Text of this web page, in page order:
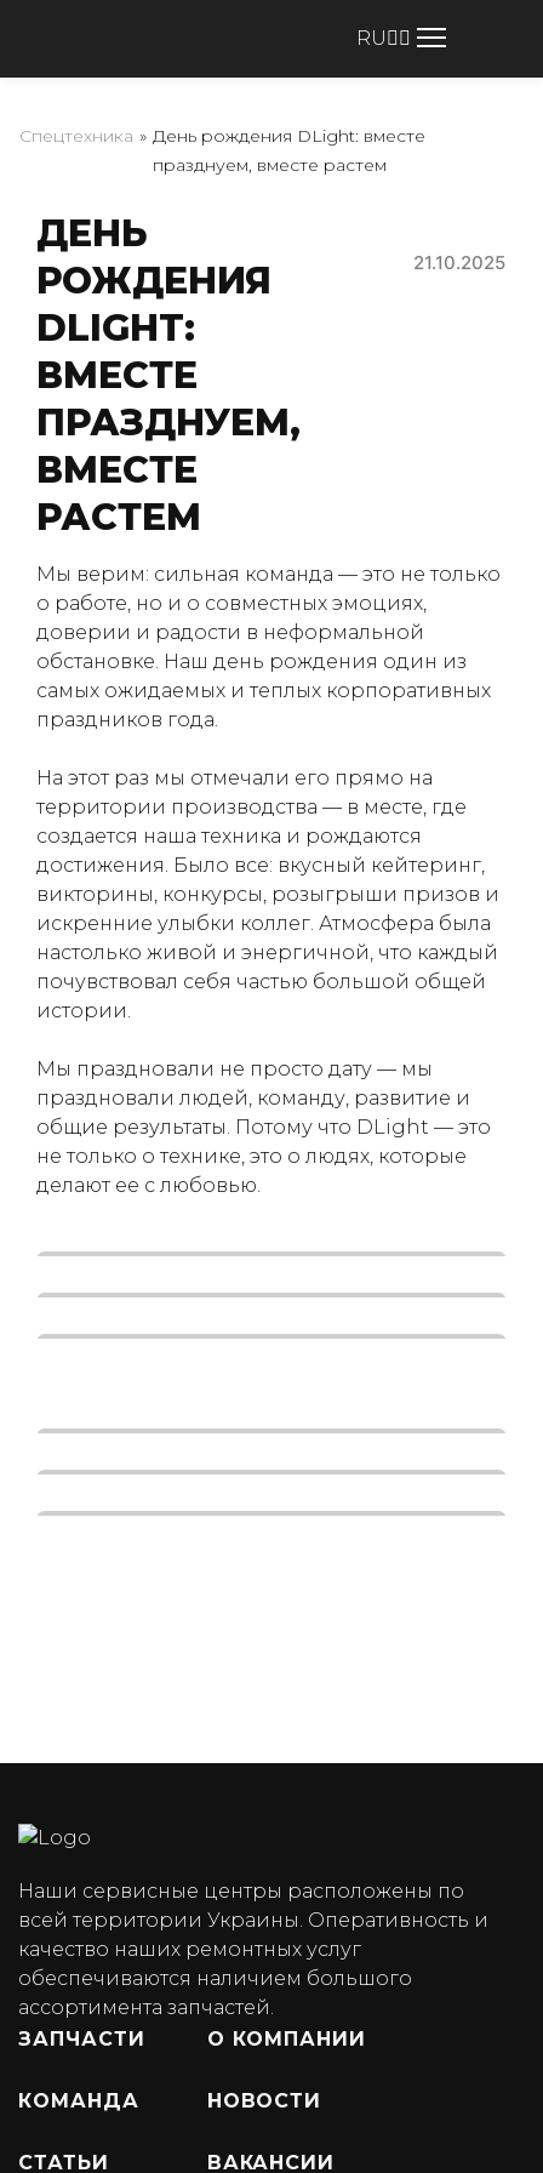
RU
(050) 347-27-05
(067) 351-45-15
Спецтехника » День рождения DLight: вместе
празднуем, вместе растем
ДЕНЬ
РОЖДЕНИЯ
DLIGHT:
ВМЕСТЕ
ПРАЗДНУЕМ,
ВМЕСТЕ
РАСТЕМ
21.10.2025
Мы верим: сильная команда — это не только
о работе, но и о совместных эмоциях,
доверии и радости в неформальной
обстановке. Наш день рождения один из
самых ожидаемых и теплых корпоративных
праздников года.
На этот раз мы отмечали его прямо на
территории производства — в месте, где
создается наша техника и рождаются
достижения. Было все: вкусный кейтеринг,
викторины, конкурсы, розыгрыши призов и
искренние улыбки коллег. Атмосфера была
настолько живой и энергичной, что каждый
почувствовал себя частью большой общей
истории.
Мы праздновали не просто дату — мы
праздновали людей, команду, развитие и
общие результаты. Потому что DLight — это
не только о технике, это о людях, которые
делают ее с любовью.
Наши сервисные центры расположены по
всей территории Украины. Оперативность и
качество наших ремонтных услуг
обеспечиваются наличием большого
ассортимента запчастей.
ЗАПЧАСТИ
О КОМПАНИИ
КОМАНДА НОВОСТИ
СТАТЬИ ВАКАНСИИ